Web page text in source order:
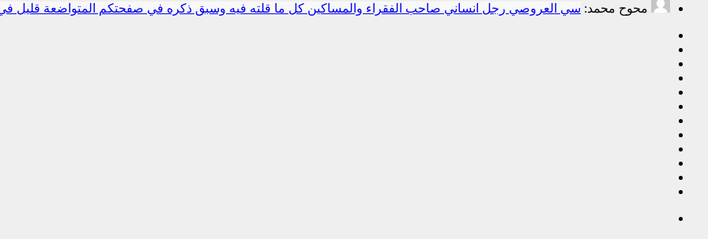
محوح محمد: سي العروصي رجل انساني صاحب الفقراء والمساكين كل ما قلته فيه وسبق ذكره في صفحتكم المتواضعة قليل